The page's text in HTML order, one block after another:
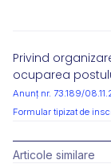
Privind
ocuparea
Anunț nr. 73.189/
Formular tipizat de
Articole similare